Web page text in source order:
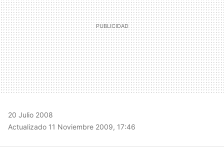
20 Julio 2008
Actualizado 11 Noviembre 2009, 17:46